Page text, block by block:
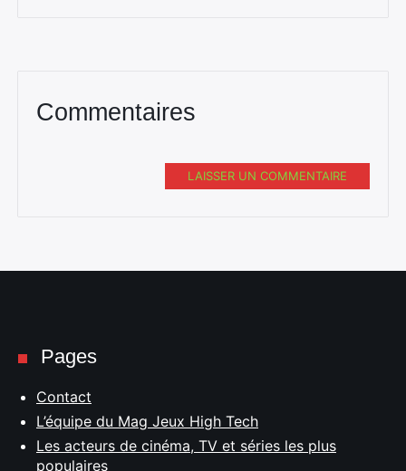
Commentaires
LAISSER UN COMMENTAIRE
Pages
Contact
L’équipe du Mag Jeux High Tech
Les acteurs de cinéma, TV et séries les plus
populaires